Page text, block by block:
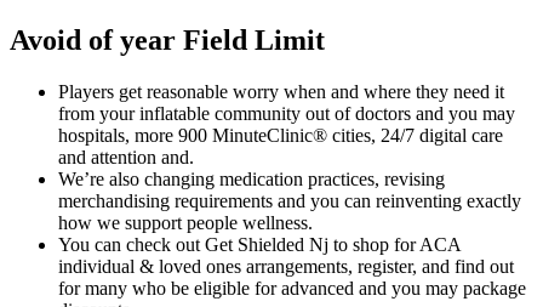
Avoid of year Field Limit
Players get reasonable worry when and where they need it
from your inflatable community out of doctors and you may
hospitals, more 900 MinuteClinic® cities, 24/7 digital care
and attention and.
We’re also changing medication practices, revising
merchandising requirements and you can reinventing exactly
how we support people wellness.
You can check out Get Shielded Nj to shop for ACA
individual & loved ones arrangements, register, and find out
for many who be eligible for advanced and you may package